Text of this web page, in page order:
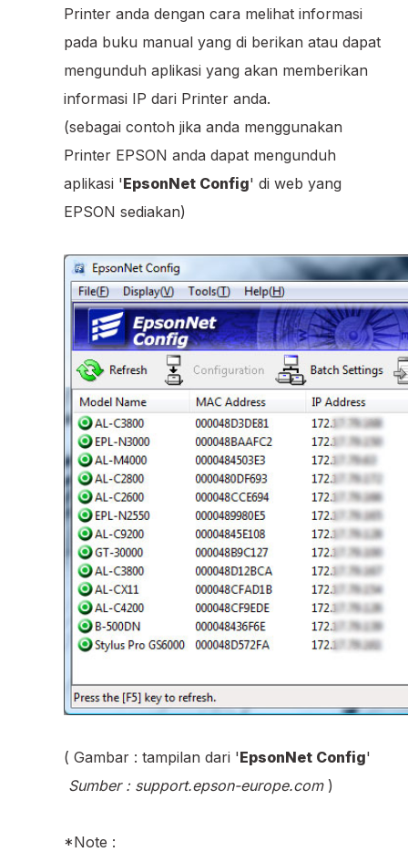
Printer anda dengan cara melihat informasi
pada buku manual yang di berikan atau dapat
mengunduh aplikasi yang akan memberikan
informasi IP dari Printer anda.
(sebagai contoh jika anda menggunakan
Printer EPSON anda dapat mengunduh
aplikasi 'EpsonNet Config' di web yang
EPSON sediakan)
( Gambar : tampilan dari 'EpsonNet Config'
Sumber : support.epson-europe.com )
*Note :